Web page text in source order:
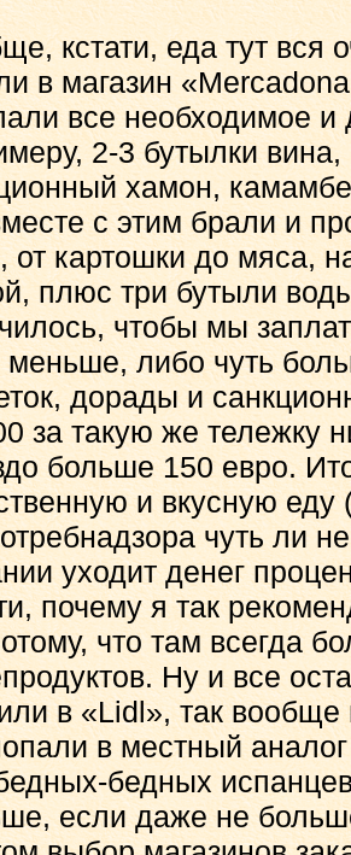
кстати, еда тут вся
в магазин
все необходимое
2-3 бутылки
хамон,
с этим брали и
от картошки до мяса,
плюс три бутыли
чтобы мы
меньше, либо чуть
дорады и
за такую же тележку
больше 150 евро.
и вкусную
чуть ли
уходит денег
почему я так
что там всегда
Ну и все
в «Lidl», так
в местный
бедных
если даже не